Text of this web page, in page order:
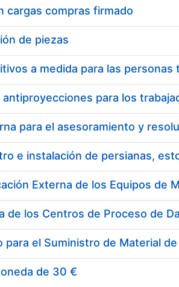
cargas compras firmado
de piezas
e instalación de persianas,
de 30 €